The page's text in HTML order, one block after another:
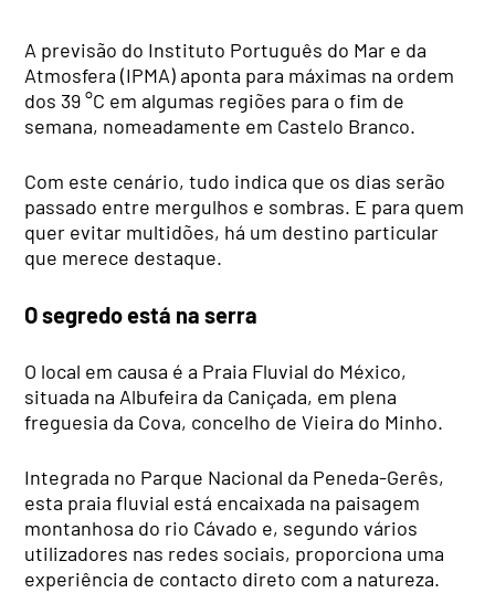
A previsão do Instituto Português do Mar e da
Atmosfera (IPMA) aponta para máximas na ordem
dos 39 °C em algumas regiões para o fim de
semana, nomeadamente em Castelo Branco.
Com este cenário, tudo indica que os dias serão
passado entre mergulhos e sombras. E para quem
quer evitar multidões, há um destino particular
que merece destaque.
O segredo está na serra
O local em causa é a Praia Fluvial do México,
situada na Albufeira da Caniçada, em plena
freguesia da Cova, concelho de Vieira do Minho.
Integrada no Parque Nacional da Peneda-Gerês,
esta praia fluvial está encaixada na paisagem
montanhosa do rio Cávado e, segundo vários
utilizadores nas redes sociais, proporciona uma
experiência de contacto direto com a natureza.